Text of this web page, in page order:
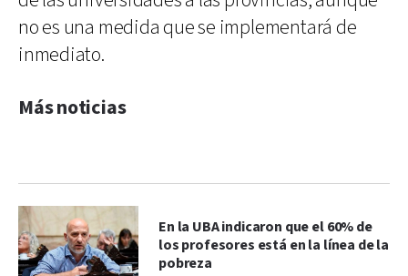
no es una medida que se implementará de
inmediato.
Más noticias
En la UBA indicaron que el 60% de
los profesores está en la línea de la
pobreza